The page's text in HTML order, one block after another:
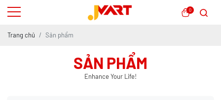
0
Trang chủ Sản phẩm
SẢN PHẨM
Enhance Your Life!